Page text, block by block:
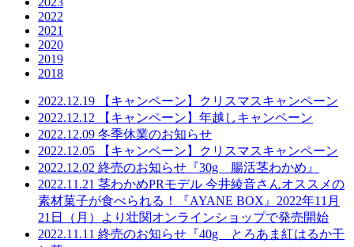
2022
2021
2020
2019
2018
2022.12.19
【キャンペーン】クリスマスキャンペーン
2022.12.12
【キャンペーン】年越しキャンペーン
2022.12.09 冬季休業のお知らせ
2022.12.05
【キャンペーン】クリスマスキャンペーン
2022.12.02 終売のお知らせ『30g 腸活茎わかめ』
2022.11.21 茎わかめPRモデル 今井綾⾳さんオススメの
素材菓⼦が⾷べられる！『AYANE BOX』2022年11⽉
21⽇（⽉）より壮関オンラインショップで発売開始
2022.11.11 終売のお知らせ『40g とろあま紅はるか干